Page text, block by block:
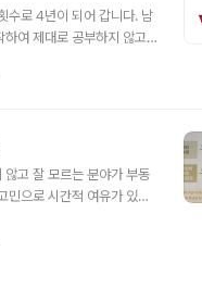
정리할 겸 이 책을 읽습
라는 용어는 Lis
가 처음 만든 용
수로 4년이 되어 갑니다. 남
여 제대로 공부하지 않고
추얼 펀드 상식을 여러모
펀드 상식 저자 존 보글
계에서 가장 큰 뮤추얼 펀
로 인덱스 펀드와 낮은 수
식을 장기 투자해야 하는
고 잘 모르는 분야가 부동
민으로 시간적 여유가 있을
투자 후 충분한 시간을 버텨